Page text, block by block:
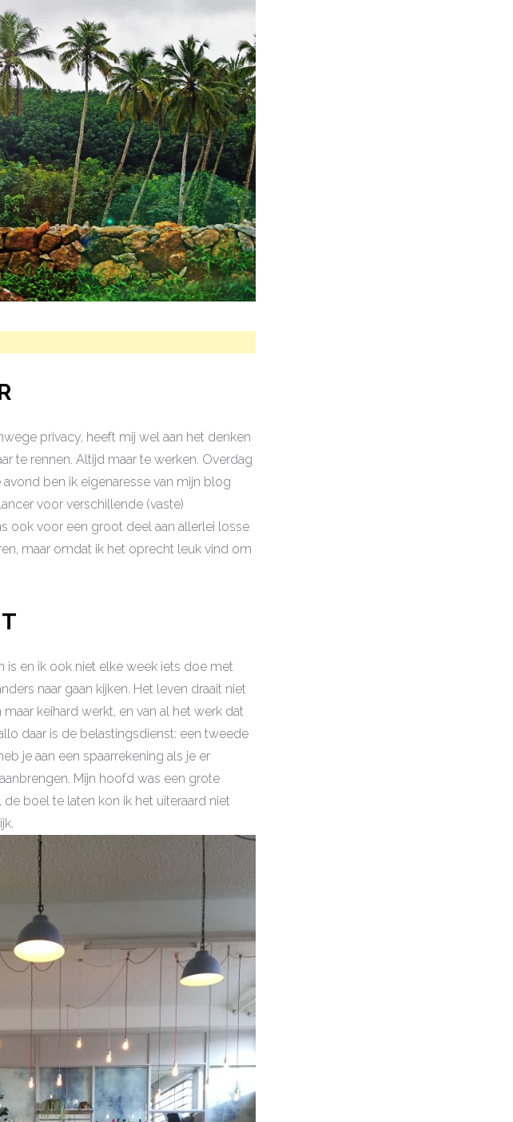
privacy, heeft mij wel aan het denken
te rennen. Altijd maar te werken. Overdag
avond ben ik eigenaresse van mijn blog
voor verschillende (vaste)
ook voor een groot deel aan allerlei losse
maar omdat ik het oprecht leuk vind om
is en ik ook niet elke week iets doe met
naar gaan kijken. Het leven draait niet
keihard werkt, en van al het werk dat
daar is de belastingsdienst: een tweede
je aan een spaarrekening als je er
Mijn hoofd was een grote
boel te laten kon ik het uiteraard niet